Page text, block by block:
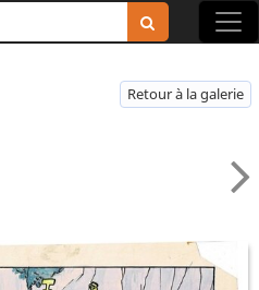
Retour à la galerie